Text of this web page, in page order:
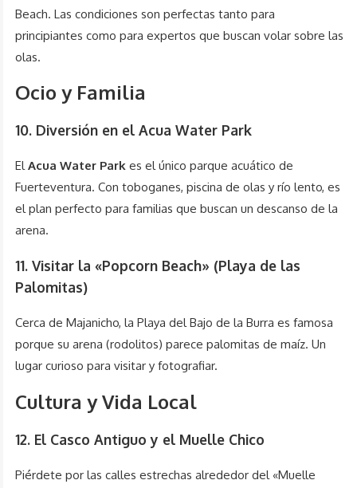
Beach. Las condiciones son perfectas tanto para
principiantes como para expertos que buscan volar sobre las
olas.
Ocio y Familia
10. Diversión en el Acua Water Park
ElAcua Water Park es el único parque acuático de
Fuerteventura. Con toboganes, piscina de olas y río lento, es
el plan perfecto para familias que buscan un descanso de la
arena.
11. Visitar la «Popcorn Beach» (Playa de las
Palomitas)
Cerca de Majanicho, la Playa del Bajo de la Burra es famosa
porque su arena (rodolitos) parece palomitas de maíz. Un
lugar curioso para visitar y fotografiar.
Cultura y Vida Local
12. El Casco Antiguo y el Muelle Chico
Piérdete por las calles estrechas alrededor del «Muelle